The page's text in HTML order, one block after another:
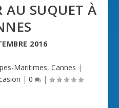
AU SUQUET À
2016
Maritimes, Cannes |
| 0 |